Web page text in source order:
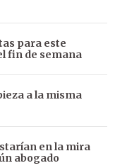
para este
fin de semana
a la misma
en la mira
abogado